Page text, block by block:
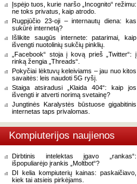
Įspėjo tuos, kurie naršo „Incognito“ režimu:
ne toks privatus, kaip atrodo.
Rugpjūčio 23-oji – internautų diena: kas
sukūrė internetą?
Išlikite saugūs internete: patarimai, kaip
išvengti nuotolinių sukčių pinklių.
„Facebook“ stoja į kovą prieš „Twitter“: į
rinką žengia „Threads“.
Pokyčiai lėktuvų keleiviams – jau nuo kitos
savaitės: leis naudoti 5G ryšį.
Staiga atsiradusi „Klaida 404“: kaip jos
išvengti ir atverti norimą svetainę?
Jungtinės Karalystės būstuose gigabitinis
internetas taps privalomas.
Kompiuterijos naujienos
Dirbtinis intelektas įgavo „rankas“:
išpopuliarėjo įrankis „Moltbot“?
DI kelia kompiuterių kainas: paskaičiavo,
kiek tai atsieis pirkėjams.